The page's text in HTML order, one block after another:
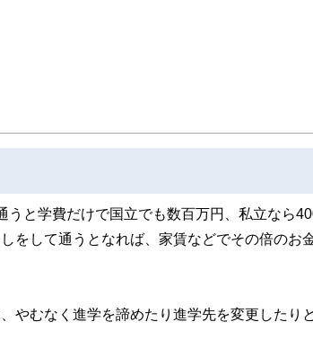
と学費だけで国立でも数百万円、私立なら
をして通うとなれば、家賃などでその倍のお
やむなく進学を諦めたり進学先を変更したり